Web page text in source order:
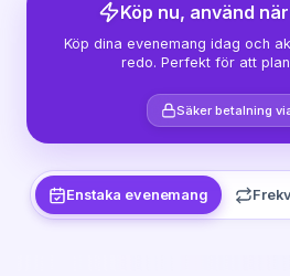
Köp nu, använd
Köp dina evenemang idag och
redo. Perfekt för att
Säker betalning
Enstaka evenemang